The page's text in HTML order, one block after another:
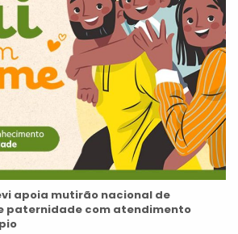
apoia mutirão nacional de
paternidade com atendimento